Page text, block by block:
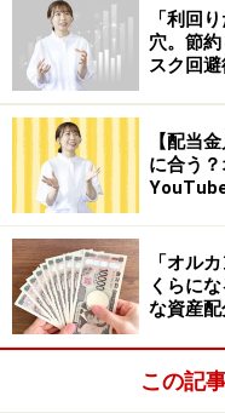
また、株式投資はリ
判断は、御自身の責
※記事内容は執筆時点の
い。
本記事の内容は一般的な
商品や投資行動を推奨す
投資や資産運用に関する
行ってください。
掲載情報の正確性・完全
が、その内容を保証する
などについて当社は一切
最新の情報や詳細につい
の公式情報をご確認くださ
【編集部からのお知ら
・「家計」について、
「利回
穴。節
スク回
【配当
に合う
「オル
くらに
な資産配
この記